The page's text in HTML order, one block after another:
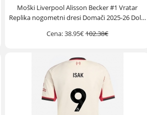
Moški Liverpool Alisson Becker #1 Vratar
Replika nogometni dresi Domači 2025-26 Dolgi
Cena:38.95€102.38€